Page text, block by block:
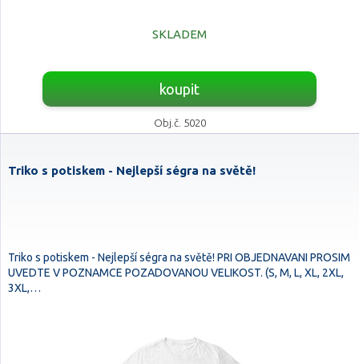
SKLADEM
koupit
Obj.č. 5020
Triko s potiskem - Nejlepší ségra na světě!
Triko s potiskem - Nejlepší ségra na světě! PRI OBJEDNAVANI PROSIM
UVEDTE V POZNAMCE POZADOVANOU VELIKOST. (S, M, L, XL, 2XL,
3XL,…